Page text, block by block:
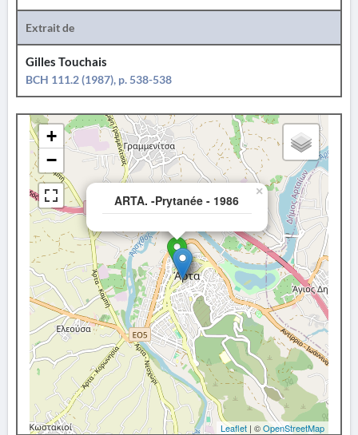
Extrait de
Gilles Touchais
BCH 111.2 (1987), p. 538-538
ARTA. -Prytanée - 1986
×
+
−
Leaflet | ©OpenStreetMap